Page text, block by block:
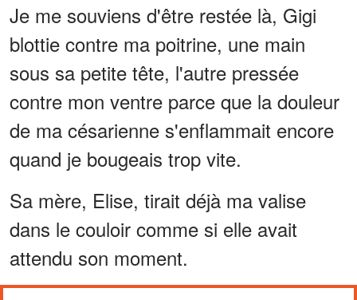
Je me souviens d'être restée là, Gigi
blottie contre ma poitrine, une main
sous sa petite tête, l'autre pressée
contre mon ventre parce que la douleur
de ma césarienne s'enflammait encore
quand je bougeais trop vite.
Sa mère, Elise, tirait déjà ma valise
dans le couloir comme si elle avait
attendu son moment.